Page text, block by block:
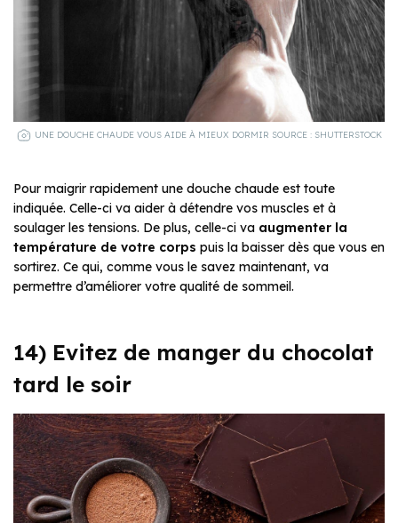
UNE DOUCHE CHAUDE VOUS AIDE À MIEUX DORMIR SOURCE : SHUTTERSTOCK
Pour maigrir rapidement une douche chaude est toute
indiquée. Celle-ci va aider à détendre vos muscles et à
soulager les tensions. De plus, celle-ci va augmenter la
température de votre corps puis la baisser dès que vous en
sortirez. Ce qui, comme vous le savez maintenant, va
permettre d’améliorer votre qualité de sommeil.
14) Evitez de manger du chocolat
tard le soir